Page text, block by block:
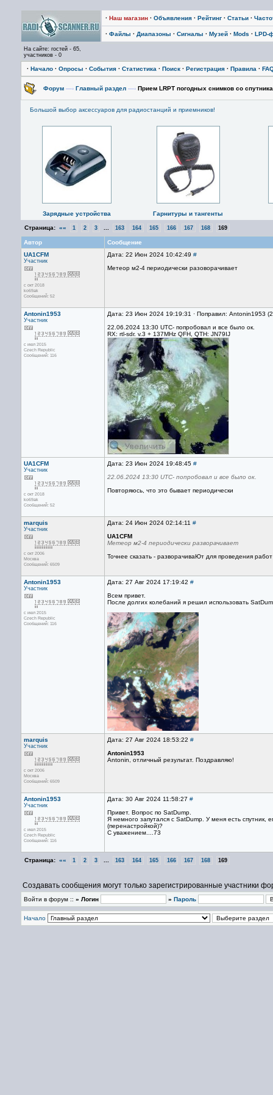
· Наш магазин · Объявления · Рейтинг · Статьи ·
· Файлы · Диапазоны · Сигналы · Музей · Mods · LPD-
На сайте: гостей - 65,
участников - 0
· Начало · Опросы · События · Статистика · Поиск · Регистрация · Правила ·
Форум —› Главный раздел —› Прием LRPT погодных снимков со
Большой выбор аксессуаров для радиостанций и приемников!
Зарядные устройства Гарнитуры и тангенты
Страница: «« 1 2 3 163 164 165 166 167 168 169
Автор
Сообщение
UA1CFM
Участник
с окт 2018
ko69ak
Сообщений: 52
Дата: 22 Июн 2024 10:42:49 #
Метеор м2-4 периодически разоворачивает
Antonin1953
Участник
с июл 2015
Czech Republic
Сообщений: 116
Дата: 23 Июн 2024 19:19:31 · Поправил: Antonin1953
22.06.2024 13:30 UTC- попробовал и все было ок.
RX: rtl-sdr. v.3 + 137MHz QFH, QTH: JN79IJ
UA1CFM
Участник
с окт 2018
ko69ak
Сообщений: 52
Дата: 23 Июн 2024 19:48:45 #
22.06.2024 13:30 UTC- попробовал и все было ок.
Повторяюсь, что это бывает периодически
marquis
Участник
с окт 2006
Москва
Сообщений: 6509
Дата: 24 Июн 2024 02:14:11 #
UA1CFM
Метеор м2-4 периодически разворачивает
Точнее сказать - разворачиваЮт для проведения
Antonin1953
Участник
с июл 2015
Czech Republic
Сообщений: 116
Дата: 27 Авг 2024 17:19:42 #
Всем привет.
После долгих колебаний я решил использовать
marquis
Участник
с окт 2006
Москва
Сообщений: 6509
Дата: 27 Авг 2024 18:53:22 #
Antonin1953
Antonin, отличный результат. Поздравляю!
Antonin1953
Участник
с июл 2015
Czech Republic
Сообщений: 116
Дата: 30 Авг 2024 11:58:27 #
Привет. Вопрос по SatDump.
Я немного запутался с SatDump. У меня есть спутник,
(перенастройкой)?
С уважением....73
Страница: «« 1 2 3 163 164 165 166 167 168 169
Создавать сообщения могут только зарегистрированные участники
Войти в форум :: » Логин » Пароль
Начало